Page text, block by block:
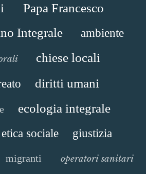
Papa Francesco
Integrale
ambiente
chiese locali
diritti umani
ecologia integrale
sociale giustizia
migranti operatori sanitari